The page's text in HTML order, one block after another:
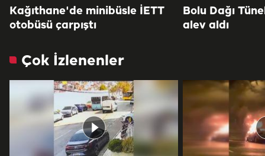
Kağıthane'de minibüsle İETT
otobüsü çarpıştı
Bolu Dağı
alev aldı
Çok İzlenenler